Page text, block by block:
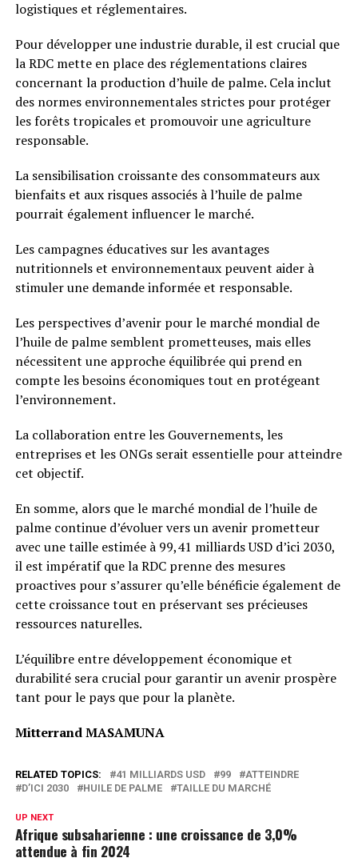
logistiques et réglementaires.
Pour développer une industrie durable, il est crucial que
la RDC mette en place des réglementations claires
concernant la production d’huile de palme. Cela inclut
des normes environnementales strictes pour protéger
les forêts tropicales et promouvoir une agriculture
responsable.
La sensibilisation croissante des consommateurs aux
bienfaits et aux risques associés à l’huile de palme
pourrait également influencer le marché.
Les campagnes éducatives sur les avantages
nutritionnels et environnementaux peuvent aider à
stimuler une demande informée et responsable.
Les perspectives d’avenir pour le marché mondial de
l’huile de palme semblent prometteuses, mais elles
nécessitent une approche équilibrée qui prend en
compte les besoins économiques tout en protégeant
l’environnement.
La collaboration entre les Gouvernements, les
entreprises et les ONGs serait essentielle pour atteindre
cet objectif.
En somme, alors que le marché mondial de l’huile de
palme continue d’évoluer vers un avenir prometteur
avec une taille estimée à 99,41 milliards USD d’ici 2030,
il est impératif que la RDC prenne des mesures
proactives pour s’assurer qu’elle bénéficie également de
cette croissance tout en préservant ses précieuses
ressources naturelles.
L’équilibre entre développement économique et
durabilité sera crucial pour garantir un avenir prospère
tant pour le pays que pour la planète.
Mitterrand MASAMUNA
RELATED TOPICS: 41 MILLIARDS USD 99
ATTEINDRE
D’ICI 2030
HUILE DE PALME TAILLE DU MARCHÉ
UP NEXT
Afrique subsaharienne : une croissance de 3,0%
attendue à fin 2024